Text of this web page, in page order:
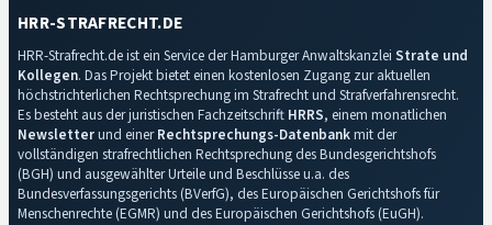
HRR-STRAFRECHT.DE
HRR-Strafrecht.de ist ein Service der Hamburger Anwaltskanzlei Strate und
Kollegen. Das Projekt bietet einen kostenlosen Zugang zur aktuellen
höchstrichterlichen Rechtsprechung im Strafrecht und Strafverfahrensrecht.
Es besteht aus der juristischen Fachzeitschrift HRRS, einem monatlichen
Newsletterund einerRechtsprechungs-Datenbankmit der
vollständigen strafrechtlichen Rechtsprechung des Bundesgerichtshofs
(BGH) und ausgewählter Urteile und Beschlüsse u.a. des
Bundesverfassungsgerichts (BVerfG), des Europäischen Gerichtshofs für
Menschenrechte (EGMR) und des Europäischen Gerichtshofs (EuGH).